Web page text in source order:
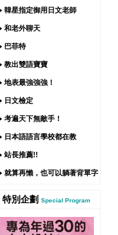
韓星指定御用日文老師
和老外聊天
巴菲特
教出雙語寶寶
地表最強強強！
日文檢定
考遍天下無敵手！
日本語語言學校都在教
站長推薦!!
就算再懶，也可以躺著背單字
特別企劃 Special Program